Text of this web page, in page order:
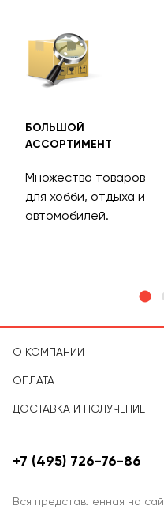
БОЛЬШОЙ
АССОРТИМЕНТ
Множество товаров
для хобби, отдыха и
автомобилей.
О КОМПАНИИ
ОПЛАТА
ДОСТАВКА И ПОЛУЧЕНИЕ
Вся представленная на
+7 (495) 726-76-86